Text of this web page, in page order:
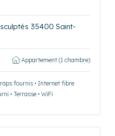
35400 Saint-
Appartement (1 chambre)
fournis • Internet fibre
• Terrasse • WiFi